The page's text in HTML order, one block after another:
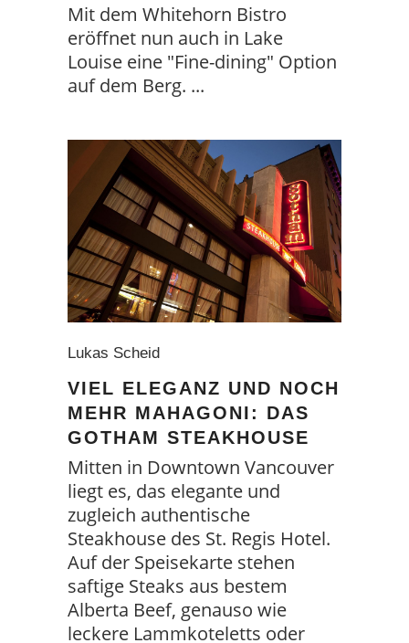
Mit dem Whitehorn Bistro
eröffnet nun auch in Lake
Louise eine "Fine-dining" Option
auf dem Berg.
Lukas Scheid
VIEL ELEGANZ UND NOCH
MEHR MAHAGONI: DAS
GOTHAM STEAKHOUSE
Mitten in Downtown Vancouver
liegt es, das elegante und
zugleich authentische
Steakhouse des St. Regis Hotel.
Auf der Speisekarte stehen
saftige Steaks aus bestem
Alberta Beef, genauso wie
leckere Lammkoteletts oder